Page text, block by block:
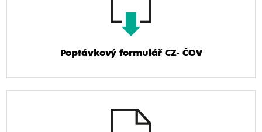
Poptávkový formulář CZ- ČOV